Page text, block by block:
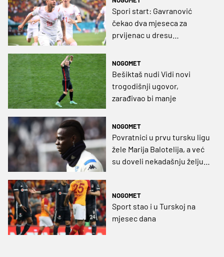
Spori start: Gavranović
čekao dva mjeseca za
prvijenac u dresu
NOGOMET
Bešiktaš nudi Vidi novi
trogodišnji ugovor,
zarađivao bi manje
NOGOMET
Povratnici u prvu tursku ligu
žele Marija Balotelija, a već
su doveli nekadašnju želju
NOGOMET
Sport stao i u Turskoj na
mjesec dana